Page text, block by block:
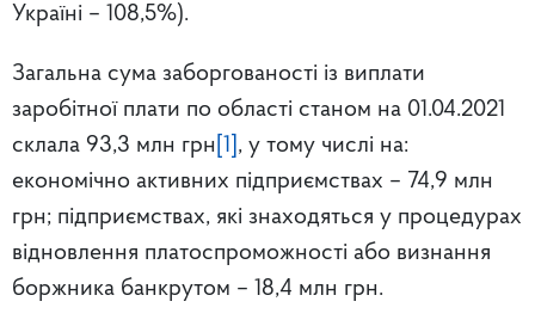
Україні – 108,5%).
Загальна сума заборгованості із виплати
заробітної плати по області станом на 01.04.2021
склала 93,3 млн грн [1] , у тому числі на:
економічно активних підприємствах – 74,9 млн
грн; підприємствах, які знаходяться у процедурах
відновлення платоспроможності або визнання
боржника банкрутом – 18,4 млн грн.